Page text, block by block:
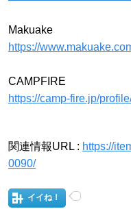
Makuake
https://
CAMPFIRE
https://camp-fire.jp/
関連情報URL : https://
0090/
イイね！